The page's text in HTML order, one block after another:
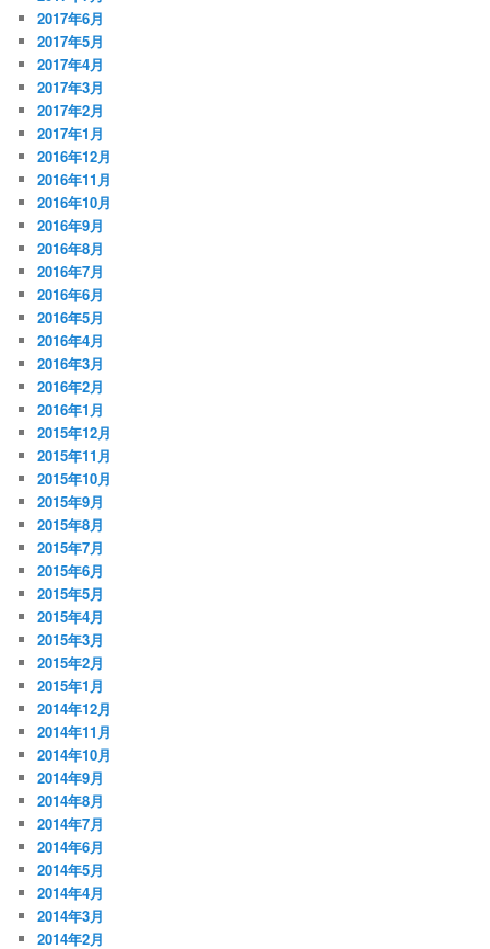
2017年6月
2017年5月
2017年4月
2017年3月
2017年2月
2017年1月
2016年12月
2016年11月
2016年10月
2016年9月
2016年8月
2016年7月
2016年6月
2016年5月
2016年4月
2016年3月
2016年2月
2016年1月
2015年12月
2015年11月
2015年10月
2015年9月
2015年8月
2015年7月
2015年6月
2015年5月
2015年4月
2015年3月
2015年2月
2015年1月
2014年12月
2014年11月
2014年10月
2014年9月
2014年8月
2014年7月
2014年6月
2014年5月
2014年4月
2014年3月
2014年2月